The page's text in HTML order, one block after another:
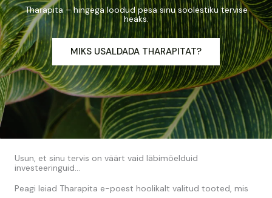
Tharapita – hingega loodud pesa sinu soolestiku tervise
heaks.
MIKS USALDADA THARAPITAT?
Usun, et sinu tervis on väärt vaid läbimõelduid
investeeringuid...
Peagi leiad Tharapita e-poest hoolikalt valitud tooted, mis